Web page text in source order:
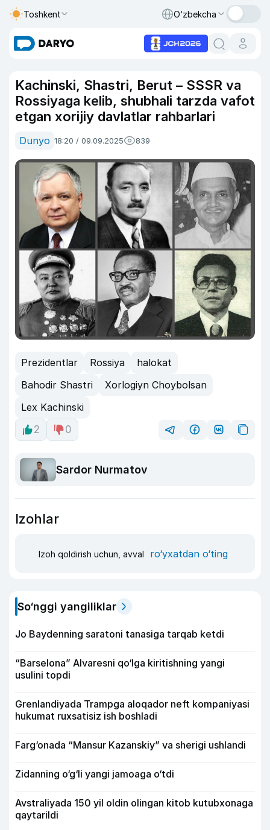
Toshkent O‘zbekcha
Kachinski, Shastri, Berut – SSSR va
Rossiyaga kelib, shubhali tarzda vafot
etgan xorijiy davlatlar rahbarlari
Dunyo 18:20 / 09.09.2025 839
Prezidentlar Rossiya
halokat
Bahodir Shastri
Xorlogiyn Choybolsan
Lex Kachinski
2
0
Sardor Nurmatov
Izohlar
Izoh qoldirish uchun, avval ro‘yxatdan o‘ting
So‘nggi yangiliklar
Jo Baydenning saratoni tanasiga tarqab ketdi
“Barselona” Alvaresni qo‘lga kiritishning yangi
usulini topdi
Grenlandiyada Trampga aloqador neft kompaniyasi
hukumat ruxsatisiz ish boshladi
Farg‘onada “Mansur Kazanskiy” va sherigi ushlandi
Zidanning o‘g‘li yangi jamoaga o‘tdi
Avstraliyada 150 yil oldin olingan kitob kutubxonaga
qaytarildi